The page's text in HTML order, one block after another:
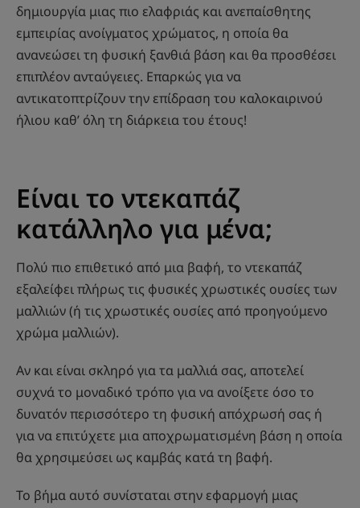
δημιουργία μιας πιο ελαφριάς και ανεπαίσθητης
εμπειρίας ανοίγματος χρώματος, η οποία θα
ανανεώσει τη φυσική ξανθιά βάση και θα προσθέσει
επιπλέον ανταύγειες. Επαρκώς για να
αντικατοπτρίζουν την επίδραση του καλοκαιρινού
ήλιου καθ’ όλη τη διάρκεια του έτους!
Είναι το ντεκαπάζ
κατάλληλο για μένα;
Πολύ πιο επιθετικό από μια βαφή, το ντεκαπάζ
εξαλείφει πλήρως τις φυσικές χρωστικές ουσίες των
μαλλιών (ή τις χρωστικές ουσίες από προηγούμενο
χρώμα μαλλιών).
Αν και είναι σκληρό για τα μαλλιά σας, αποτελεί
συχνά το μοναδικό τρόπο για να ανοίξετε όσο το
δυνατόν περισσότερο τη φυσική απόχρωσή σας ή
για να επιτύχετε μια αποχρωματισμένη βάση η οποία
θα χρησιμεύσει ως καμβάς κατά τη βαφή.
Το βήμα αυτό συνίσταται στην εφαρμογή μιας